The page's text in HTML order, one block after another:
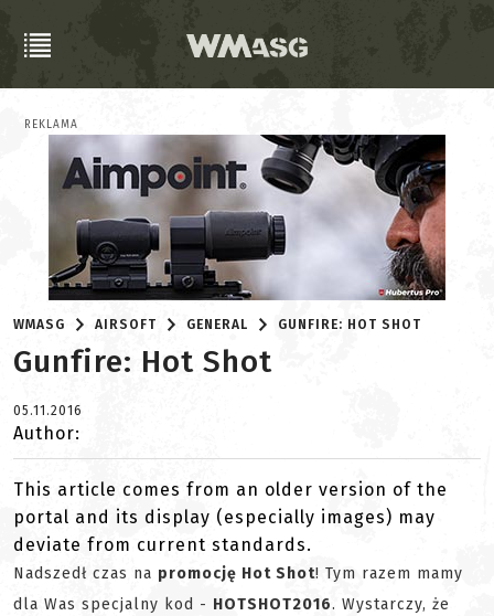
REKLAMA
WMASG AIRSOFT GENERAL GUNFIRE: HOT SHOT
Gunfire: Hot Shot
05.11.2016
Author:
This article comes from an older version of the
portal and its display (especially images) may
deviate from current standards.
Nadszedł czas na promocję Hot Shot! Tym razem mamy
dla Was specjalny kod - HOTSHOT2016. Wystarczy, że